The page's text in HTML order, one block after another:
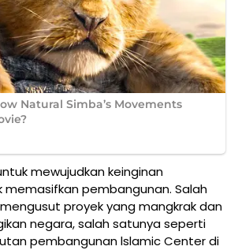
mewujudkan keinginan
pembangunan. Salah
proyek yang mangkrak dan
negara, salah satunya seperti
pembangunan lslamic Center di